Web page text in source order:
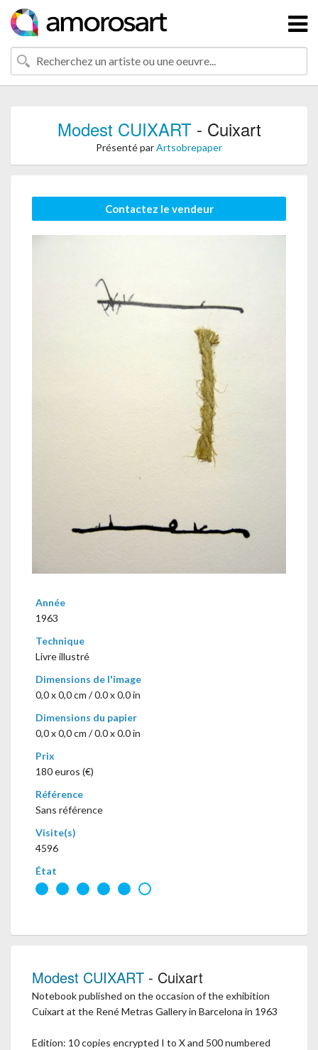
Modest CUIXART- Cuixart
Présenté parArtsobrepaper
Contactez le vendeur
Année
1963
Technique
Livre illustré
Dimensions de l'image
0,0 x 0,0 cm / 0.0 x 0.0 in
Dimensions du papier
0,0 x 0,0 cm / 0.0 x 0.0 in
Prix
180 euros (€)
Référence
Sans référence
Visite(s)
4596
État
Modest CUIXART - Cuixart
Notebook published on the occasion of the exhibition
Cuixart at the René Metras Gallery in Barcelona in 1963
Edition: 10 copies encrypted I to X and 500 numbered